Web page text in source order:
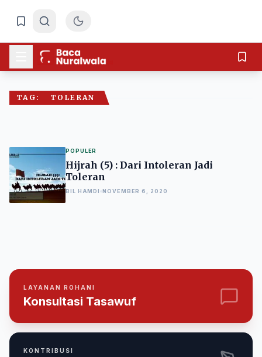
TAG: TOLERAN
POPULER
Hijrah (5) : Dari Intoleran Jadi
Toleran
BIL HAMDI NOVEMBER 6, 2020
LAYANAN ROHANI
Konsultasi Tasawuf
KONTRIBUSI